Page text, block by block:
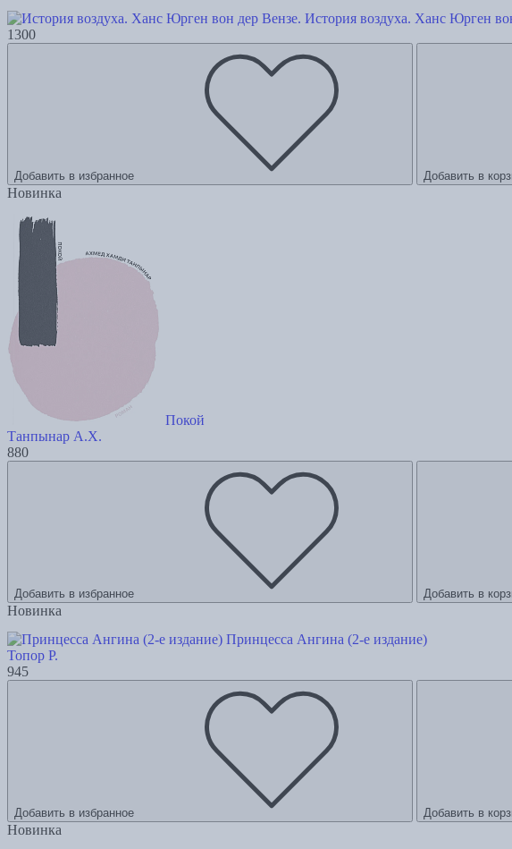
История воздуха. Ханс Юрген
1300
Добавить в избранное Добавить в
Новинка
Покой
Танпынар А.Х.
880
Добавить в избранное Добавить в
Новинка
Принцесса Ангина (2-е издание)
Топор Р.
945
Добавить в избранное Добавить в
Новинка